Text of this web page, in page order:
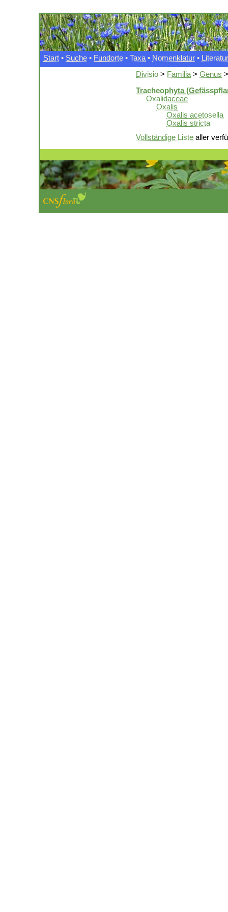
Start • Suche • Fundorte • Taxa • Nomenklatur • Literatur
Divisio > Familia > Genus
Tracheophyta
Oxalidaceae
Oxalis
Oxalis acetosella
Oxalis stricta
Vollständige Liste aller